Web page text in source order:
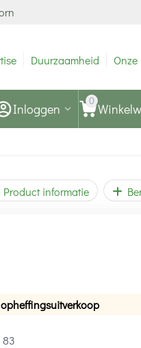
Duurzaamheid Onze
0
Inloggen
Product informatie
83